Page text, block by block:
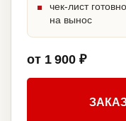
чек-лист
на вынос
от 1 900 ₽